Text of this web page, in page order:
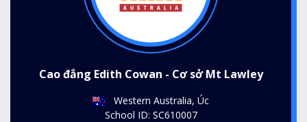
Cao đẳng Edith Cowan - Cơ sở Mt Lawley
Western Australia, Úc
School ID: SC610007